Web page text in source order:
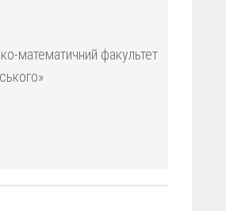
математичний факультет